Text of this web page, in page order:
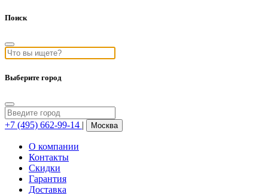
Поиск
Выберите город
+7 (495) 662-99-14 | Москва
О компании
Контакты
Скидки
Гарантия
Доставка